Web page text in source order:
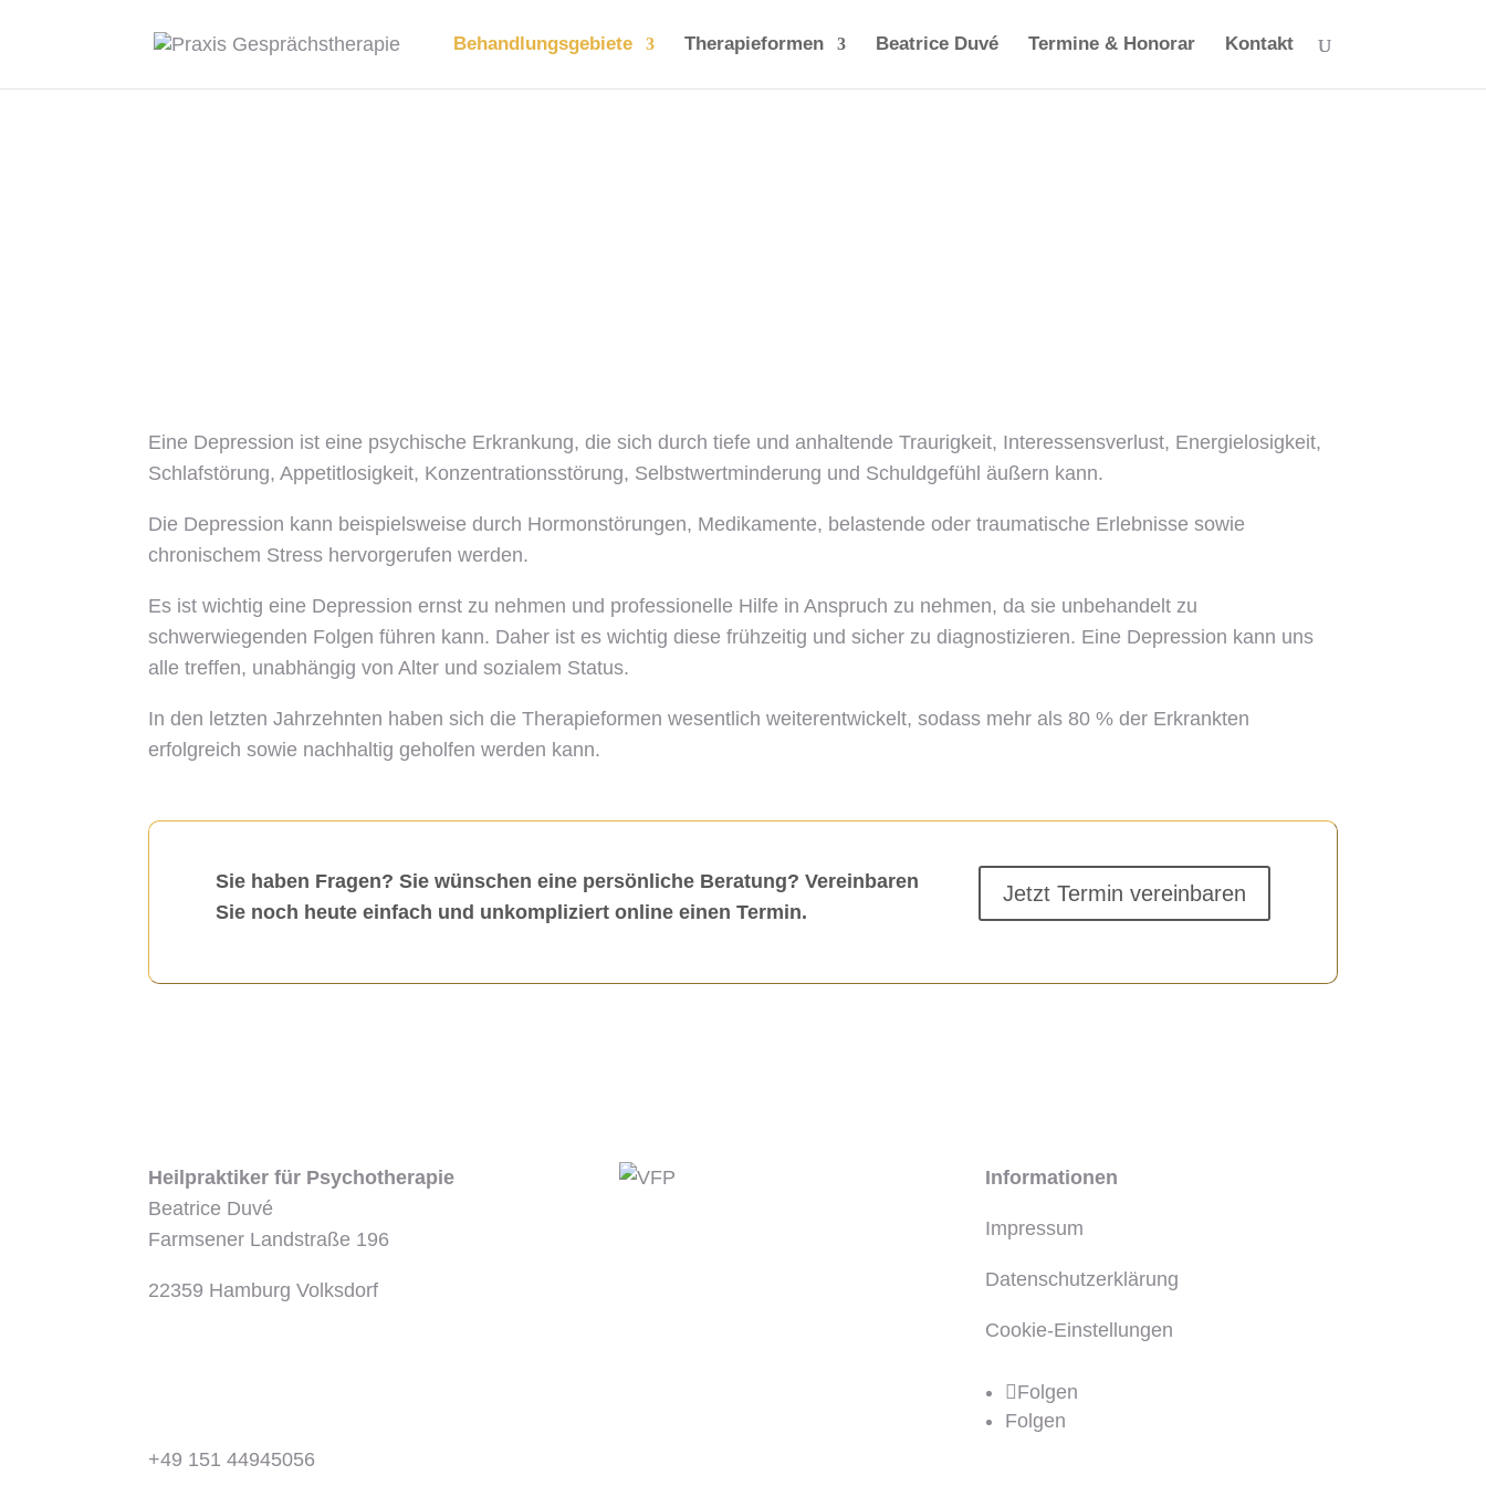
Behandlungsgebiete Therapieformen Beatrice Duvé Termine & Honorar Kontakt
Eine Depression ist eine psychische Erkrankung, die sich durch tiefe und anhaltende Traurigkeit, Interessensverlust, Energielosigkeit,
Schlafstörung, Appetitlosigkeit, Konzentrationsstörung, Selbstwertminderung und Schuldgefühl äußern kann.
Die Depression kann beispielsweise durch Hormonstörungen, Medikamente, belastende oder traumatische Erlebnisse sowie
chronischem Stress hervorgerufen werden.
Es ist wichtig eine Depression ernst zu nehmen und professionelle Hilfe in Anspruch zu nehmen, da sie unbehandelt zu
schwerwiegenden Folgen führen kann. Daher ist es wichtig diese frühzeitig und sicher zu diagnostizieren. Eine Depression kann uns
alle treffen, unabhängig von Alter und sozialem Status.
In den letzten Jahrzehnten haben sich die Therapieformen wesentlich weiterentwickelt, sodass mehr als 80 % der Erkrankten
erfolgreich sowie nachhaltig geholfen werden kann.
Sie haben Fragen? Sie wünschen eine persönliche Beratung? Vereinbaren
Sie noch heute einfach und unkompliziert online einen Termin.
Jetzt Termin vereinbaren
Heilpraktiker für Psychotherapie
Beatrice Duvé
Farmsener Landstraße 196
22359 Hamburg Volksdorf
+49 151 44945056
Informationen
Impressum
Datenschutzerklärung
Cookie-Einstellungen
Folgen
Folgen